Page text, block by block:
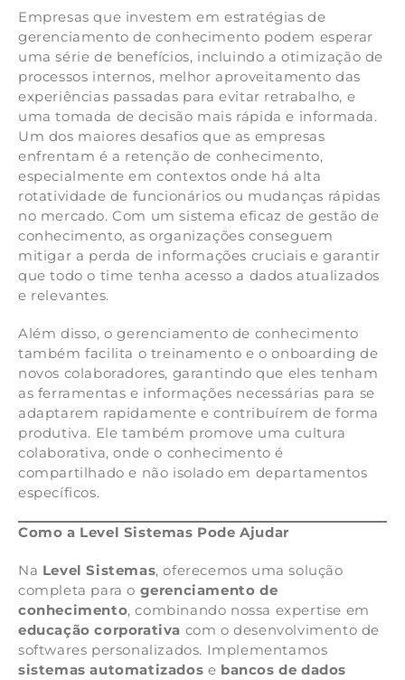
Empresas que investem em estratégias de
gerenciamento de conhecimento podem esperar
uma série de benefícios, incluindo a otimização de
processos internos, melhor aproveitamento das
experiências passadas para evitar retrabalho, e
uma tomada de decisão mais rápida e informada.
Um dos maiores desafios que as empresas
enfrentam é a retenção de conhecimento,
especialmente em contextos onde há alta
rotatividade de funcionários ou mudanças rápidas
no mercado. Com um sistema eficaz de gestão de
conhecimento, as organizações conseguem
mitigar a perda de informações cruciais e garantir
que todo o time tenha acesso a dados atualizados
e relevantes.
Além disso, o gerenciamento de conhecimento
também facilita o treinamento e o onboarding de
novos colaboradores, garantindo que eles tenham
as ferramentas e informações necessárias para se
adaptarem rapidamente e contribuírem de forma
produtiva. Ele também promove uma cultura
colaborativa, onde o conhecimento é
compartilhado e não isolado em departamentos
específicos.
Como a Level Sistemas Pode Ajudar
Na Level Sistemas, oferecemos uma solução
completa para o gerenciamento de
conhecimento, combinando nossa expertise em
educação corporativa com o desenvolvimento de
softwares personalizados. Implementamos
sistemas automatizados e bancos de dados